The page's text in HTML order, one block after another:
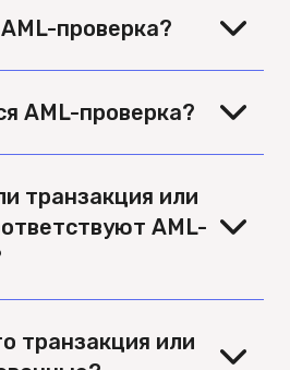
проверка?
AML-проверка?
транзакция или
AML-
транзакция или